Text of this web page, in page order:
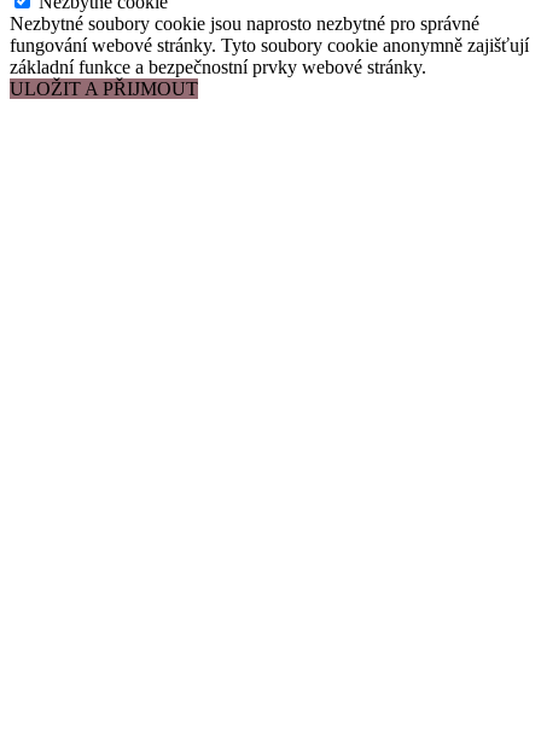
Nezbytné soubory cookie jsou naprosto nezbytné pro správné
fungování webové stránky. Tyto soubory cookie anonymně zajišťují
základní funkce a bezpečnostní prvky webové stránky.
ULOŽIT A PŘIJMOUT